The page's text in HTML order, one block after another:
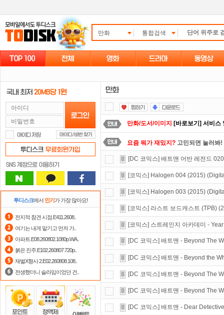
만화 통합검색
투디스크에서 인기가 가장 많아요!
전지적 참견 시점.E411.2608..
여기는 내게 맡기고 먼저 가..
아파트.E08.260802.1080p.WA..
붉은 진주.E102.260807.720p..
재벌X형사 2.E02.260808.108..
전생했더니 슬라임이었던 건..
만화/도서/이미지 [바로보기] 서비스
요즘 뭐가 재밌지? 고민되면 눌러봐!
댓글만 잘써도무료 포인트를 드립
포인트할인쿠폰 사용방법안내
자녀보호기능 으로 가족과 함께 투
정액제할인쿠폰 사용방법안내
출석체크이벤트!매일매일출석체
스마트TV로 투디스크영화,드라마,
[DC 코믹스] 배트맨 어반 레전드
[코믹스] Halogen 004 (2015)
[코믹스] Halogen 003 (2015)
[코믹스] 라스트 보드캐스트 (TPB)
[코믹스] 스트레인지 아카데미 -
[DC 코믹스] 배트맨 - Beyond The
[DC 코믹스] 배트맨 - Beyond the
[DC 코믹스] 배트맨 - Beyond The
[DC 코믹스] 배트맨 - Beyond The
[DC 코믹스] 배트맨 - Dear